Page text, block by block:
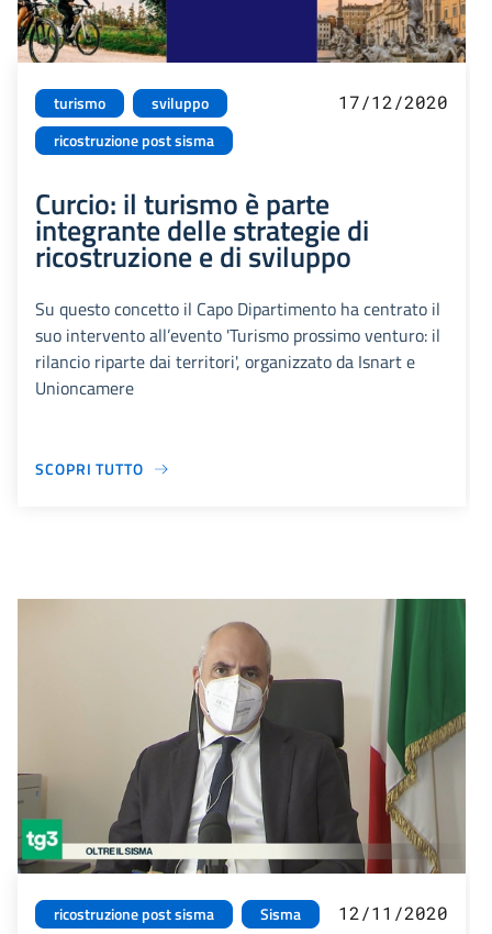
turismo
sviluppo
ricostruzione post sisma
17/12/2020
Curcio: il turismo è parte
integrante delle strategie di
ricostruzione e di sviluppo
Su questo concetto il Capo Dipartimento ha centrato il
suo intervento all’evento 'Turismo prossimo venturo: il
rilancio riparte dai territori', organizzato da Isnart e
Unioncamere
SCOPRI TUTTO
ricostruzione post sisma Sisma 12/11/2020